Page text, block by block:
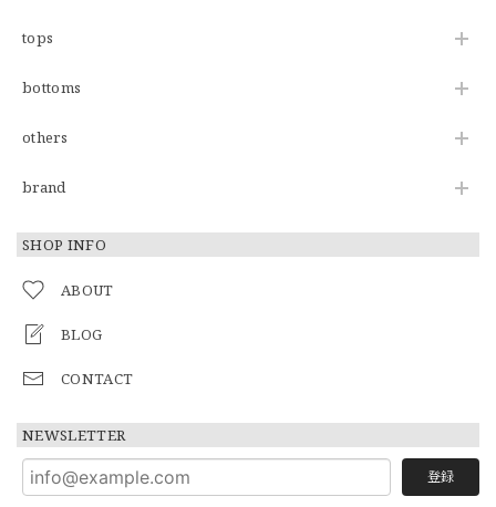
tops
bottoms
others
brand
SHOP INFO
ABOUT
BLOG
CONTACT
NEWSLETTER
登録